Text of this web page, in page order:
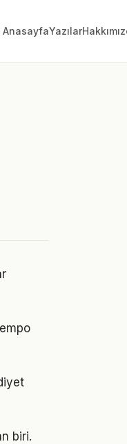
AnasayfaYazılar
biri.